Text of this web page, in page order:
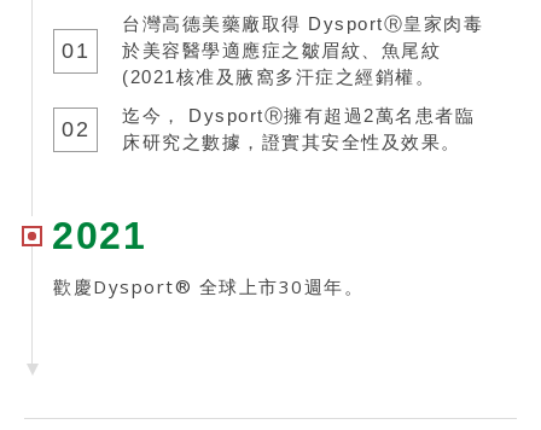
01
台灣高德美藥廠取得 DysportⓇ皇家肉毒
於美容醫學適應症之皺眉紋、魚尾紋
(2021核准及腋窩多汗症之經銷權。
02
迄今， DysportⓇ擁有超過2萬名患者臨
床研究之數據，證實其安全性及效果。
2021
歡慶Dysport® 全球上市30週年。